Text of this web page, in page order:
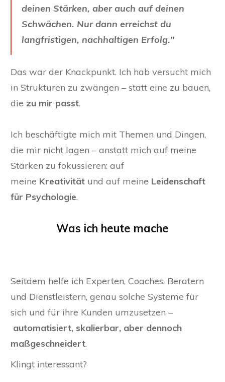
deinen Stärken, aber auch auf deinen
Schwächen. Nur dann erreichst du
langfristigen, nachhaltigen Erfolg."
Das war der Knackpunkt. Ich hab versucht mich
in Strukturen zu zwängen – statt eine zu bauen,
die zu mir passt.
Ich beschäftigte mich mit Themen und Dingen,
die mir nicht lagen – anstatt mich auf meine
Stärken zu fokussieren: auf
meine Kreativität und auf meine Leidenschaft
für Psychologie.
Was ich heute mache
Seitdem helfe ich Experten, Coaches, Beratern
und Dienstleistern, genau solche Systeme für
sich und für ihre Kunden umzusetzen –
automatisiert, skalierbar, aber dennoch
maßgeschneidert.
Klingt interessant?